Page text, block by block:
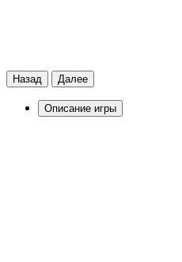
Назад Далее
Описание игры